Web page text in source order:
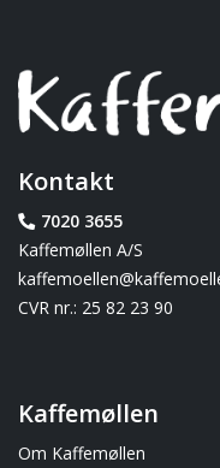
Kontakt
7020 3655
Kaffemøllen A/S
CVR nr.: 25 82 23 90
Kaffemøllen
Om Kaffemøllen